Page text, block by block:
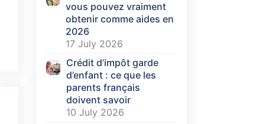
vous pouvez vraiment
obtenir comme aides en
2026
17 July 2026
Crédit d’impôt garde
d’enfant : ce que les
parents français
doivent savoir
10 July 2026